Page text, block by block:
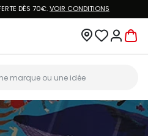
DÈS 70€.VOIR CONDITIONS